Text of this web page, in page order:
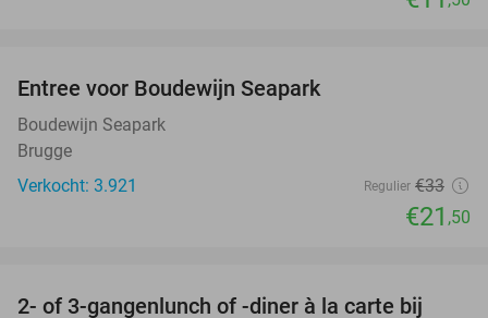
Entree voor Boudewijn Seapark
Boudewijn Seapark
Brugge
Verkocht: 3.921
Regulier €33
€21 ,50
2- of 3-gangenlunch of -diner à la carte bij